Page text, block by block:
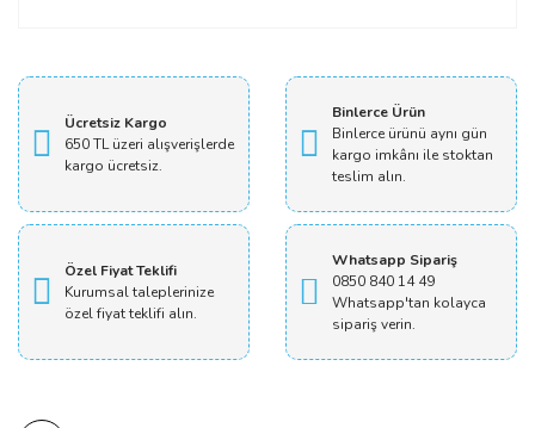
Ücretsiz Kargo
650 TL üzeri alışverişlerde
kargo ücretsiz.
Binlerce Ürün
Binlerce ürünü aynı gün
kargo imkânı ile stoktan
teslim alın.
Özel Fiyat Teklifi
Kurumsal taleplerinize
özel fiyat teklifi alın.
Whatsapp Sipariş
0850 840 14 49
Whatsapp'tan kolayca
sipariş verin.